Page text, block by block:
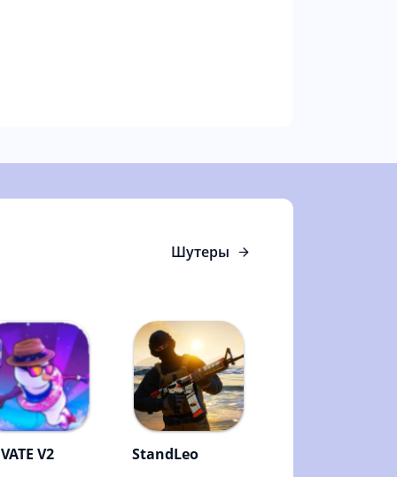
Шутеры
V2 StandLeo